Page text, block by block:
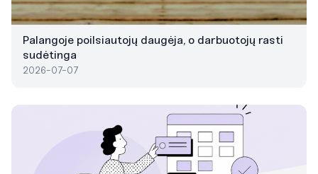
Palangoje poilsiautojų daugėja, o darbuotojų rasti
sudėtinga
2026-07-07